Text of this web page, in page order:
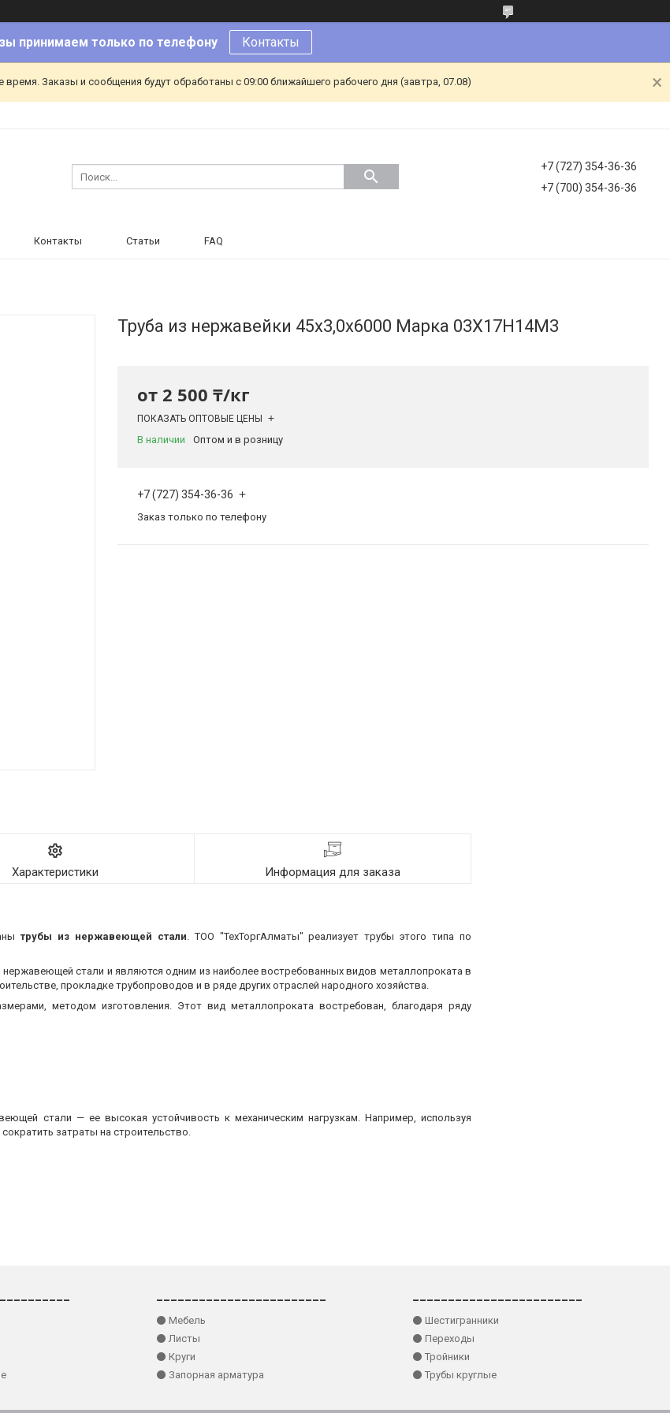
принимаем только по телефону Контакты
время. Заказы и сообщения будут обработаны с 09:00 ближайшего рабочего дня (завтра, 07.08)
+7 (727) 354-36-36
+7 (700) 354-36-36
Контакты Статьи FAQ
Труба из нержавейки 45х3,0х6000 Марка 03Х17Н14М3
от 2 500 ₸/кг
ПОКАЗАТЬ ОПТОВЫЕ ЦЕНЫ
В наличии Оптом и в розницу
+7 (727) 354-36-36
Заказ только по телефону
Характеристики Информация для заказа
трубы из нержавеющей стали. ТОО "ТехТоргАлматы" реализует трубы этого типа по
стали и являются одним из наиболее востребованных видов металлопроката в
прокладке трубопроводов и в ряде других отраслей народного хозяйства.
методом изготовления. Этот вид металлопроката востребован, благодаря ряду
стали — ее высокая устойчивость к механическим нагрузкам. Например, используя
затраты на строительство.
⚫ Мебель
⚫ Листы
⚫ Круги
⚫ Запорная арматура
⚫ Шестигранники
⚫ Переходы
⚫ Тройники
⚫ Трубы круглые